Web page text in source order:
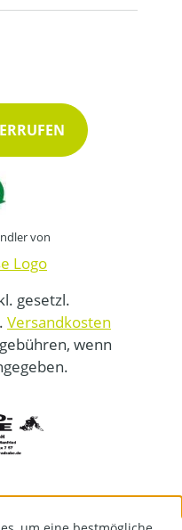
von
gesetzl.
Versandkosten
wenn